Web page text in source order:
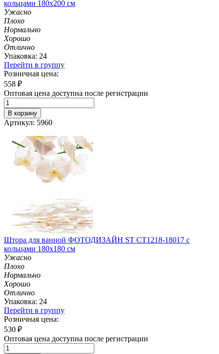
кольцами 180х200 см
Ужасно
Плохо
Нормально
Хорошо
Отлично
Упаковка: 24
Перейти в группу
Розничная цена:
558 ₽
Оптовая цена доступна после регистрации
В корзину
Артикул: 5960
Штора для ванной ФОТОДИЗАЙН ST CT1218-18017 с
кольцами 180х180 см
Ужасно
Плохо
Нормально
Хорошо
Отлично
Упаковка: 24
Перейти в группу
Розничная цена:
530 ₽
Оптовая цена доступна после регистрации